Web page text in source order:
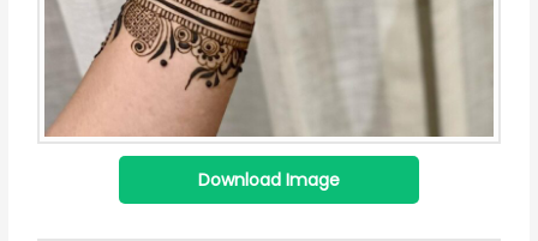
Download Image